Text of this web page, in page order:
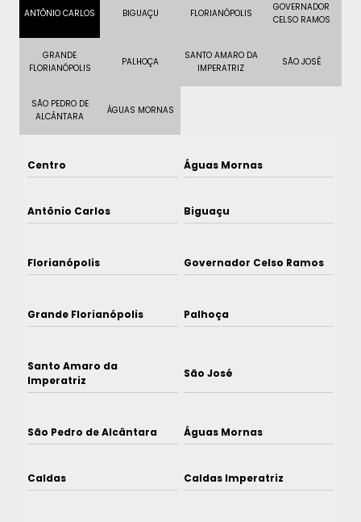
ANTÔNIO CARLOS BIGUAÇU FLORIANÓPOLIS
GOVERNADOR
CELSO RAMOS
GRANDE
FLORIANÓPOLIS
PALHOÇA
SANTO AMARO DA
IMPERATRIZ
SÃO JOSÉ
SÃO PEDRO DE
ALCÂNTARA
ÁGUAS MORNAS
Centro Águas Mornas
Antônio Carlos Biguaçu
Florianópolis Governador Celso Ramos
Grande Florianópolis Palhoça
Santo Amaro da
Imperatriz
São José
São Pedro de Alcântara Águas Mornas
Caldas Caldas Imperatriz